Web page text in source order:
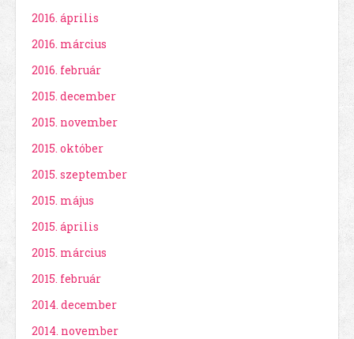
2016. április
2016. március
2016. február
2015. december
2015. november
2015. október
2015. szeptember
2015. május
2015. április
2015. március
2015. február
2014. december
2014. november